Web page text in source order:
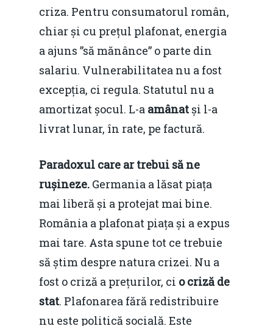
criza. Pentru consumatorul român,
chiar și cu prețul plafonat, energia
a ajuns ”să mănânce” o parte din
salariu. Vulnerabilitatea nu a fost
excepția, ci regula. Statutul nu a
amortizat șocul. L-a amânatși l-a
livrat lunar, în rate, pe factură.
Paradoxul care ar trebui să ne
rușineze. Germania a lăsat piața
mai liberă și a protejat mai bine.
România a plafonat piața și a expus
mai tare. Asta spune tot ce trebuie
să știm despre natura crizei. Nu a
fost o criză a prețurilor, ci o criză de
stat. Plafonarea fără redistribuire
nu este politică socială. Este